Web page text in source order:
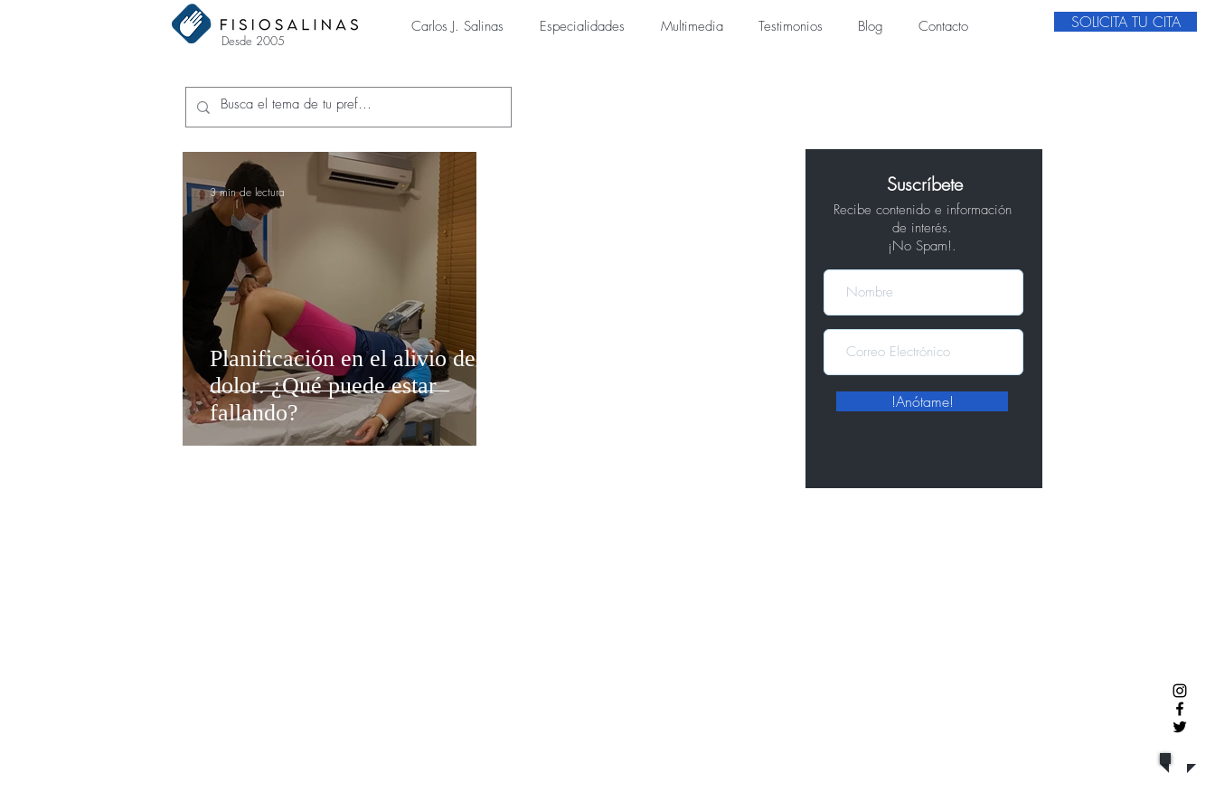
Carlos J. Salinas Especialidades Multimedia Testimonios Blog Contacto SOLICITA TU CITA
Desde 2005
Planificación en el alivio del
dolor. ¿Qué puede estar
fallando?
3 min de lectura Suscríbete
Recibe contenido e información
de interés.
¡No Spam!.
!Anótame!